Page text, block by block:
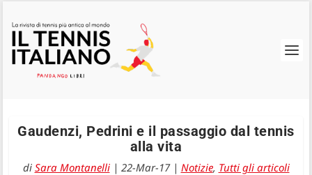
Gaudenzi, Pedrini e il passaggio dal tennis
alla vita
di Sara Montanelli| 22-Mar-17| Notizie, Tutti gli articoli